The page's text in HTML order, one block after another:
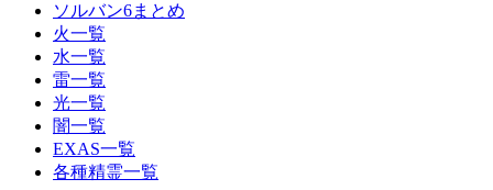
ソルバン6まとめ
火一覧
水一覧
雷一覧
光一覧
闇一覧
EXAS一覧
各種精霊一覧